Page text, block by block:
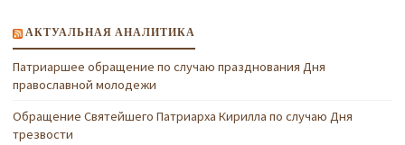
АКТУАЛЬНАЯ АНАЛИТИКА
Патриаршее обращение по случаю празднования Дня
православной молодежи
Обращение Святейшего Патриарха Кирилла по случаю Дня
трезвости